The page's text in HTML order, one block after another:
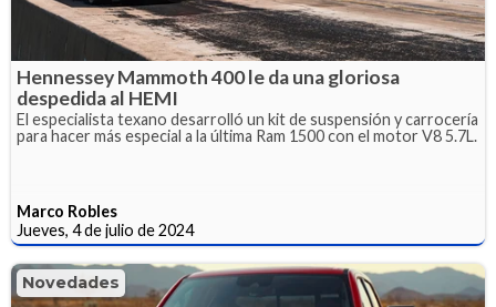
Hennessey Mammoth 400 le da una gloriosa
despedida al HEMI
El especialista texano desarrolló un kit de suspensión y carrocería
para hacer más especial a la última Ram 1500 con el motor V8 5.7L.
Marco Robles
Jueves, 4 de julio de 2024
Novedades